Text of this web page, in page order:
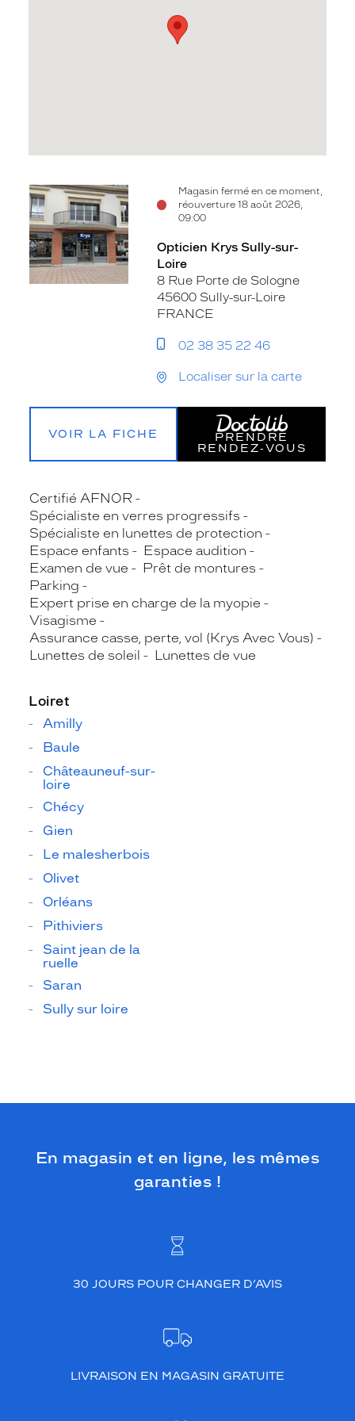
Magasin fermé en ce moment,
réouverture 18 août 2026,
09:00
Voir
la
fiche
Opticien Krys Sully-sur-
Loire
8 Rue Porte de Sologne
45600 Sully-sur-Loire
FRANCE
02 38 35 22 46
Localiser sur la carte
VOIR LA FICHE
PRENDRE
RENDEZ‑VOUS
Certifié AFNOR
Spécialiste en verres progressifs
Spécialiste en lunettes de protection
Espace enfants
Espace audition
Examen de vue
Prêt de montures
Parking
Expert prise en charge de la myopie
Visagisme
Assurance casse, perte, vol (Krys Avec Vous)
Lunettes de soleil
Lunettes de vue
Loiret
Amilly
Baule
Châteauneuf-sur-
loire
Chécy
Gien
Le malesherbois
Olivet
Orléans
Pithiviers
Saint jean de la
ruelle
Saran
Sully sur loire
En magasin et en ligne, les mêmes
garanties !
30 JOURS POUR CHANGER D’AVIS
LIVRAISON EN MAGASIN GRATUITE